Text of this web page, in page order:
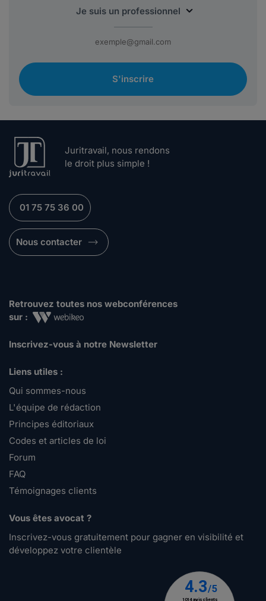
S'inscrire
Juritravail, nous rendons
le droit plus simple !
01 75 75 36 00
Nous contacter
Retrouvez toutes nos webconférences
sur :
Inscrivez-vous à notre Newsletter
Liens utiles :
Qui sommes-nous
L'équipe de rédaction
Principes éditoriaux
Codes et articles de loi
Forum
FAQ
Témoignages clients
Vous êtes avocat ?
Inscrivez-vous gratuitement pour gagner en visibilité et
développez votre clientèle